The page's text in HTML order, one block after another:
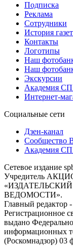
Подписка
Реклама
Сотрудники
История
Контакты
Логотипы
Наш
Наш
Экскурсии
Академия
Интернет-
Социальные сети
Дзен-канал
Сообщество
Академия
Сетевое издание
Учредитель
ВЕДОМОСТИ».
Главный редактор
Регистрационное
выдано
информационных
(Роскомнадзор) 03